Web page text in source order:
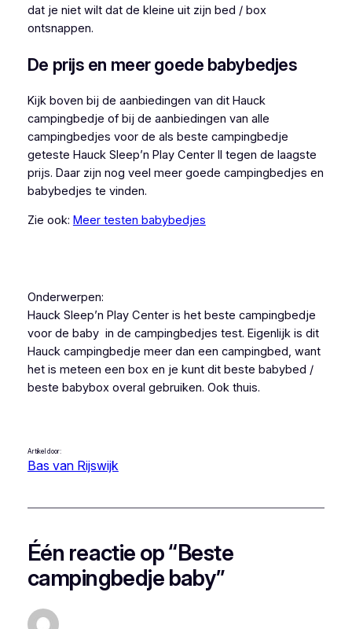
dat je niet wilt dat de kleine uit zijn bed / box
ontsnappen.
De prijs en meer goede babybedjes
Kijk boven bij de aanbiedingen van dit Hauck
campingbedje of bij de aanbiedingen van alle
campingbedjes voor de als beste campingbedje
geteste Hauck Sleep’n Play Center II tegen de laagste
prijs. Daar zijn nog veel meer goede campingbedjes en
babybedjes te vinden.
Zie ook: Meer testen babybedjes
Onderwerpen:
Hauck Sleep’n Play Center is het beste campingbedje
voor de baby in de campingbedjes test. Eigenlijk is dit
Hauck campingbedje meer dan een campingbed, want
het is meteen een box en je kunt dit beste babybed /
beste babybox overal gebruiken. Ook thuis.
Artikel door:
Bas van Rijswijk
Één reactie op “Beste
campingbedje baby”